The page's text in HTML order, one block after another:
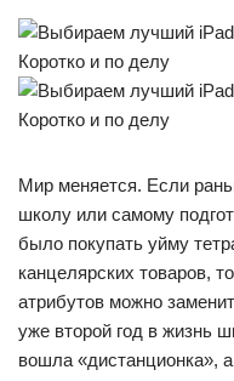
Мир меняется. Если
школу или самому
было покупать уйму
канцелярских товаров,
атрибутов можно
уже второй год в жизнь
вошла «дистанционка»,